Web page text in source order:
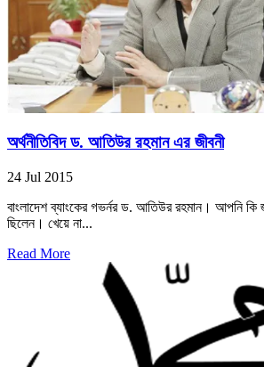
অর্থনীতিবিদ ড. আতিউর রহমান এর জীবনী
24 Jul 2015
বাংলাদেশ ব্যাংকের গভর্নর ড. আতিউর রহমান। আপনি কি
ছিলেন। খেয়ে না...
Read More